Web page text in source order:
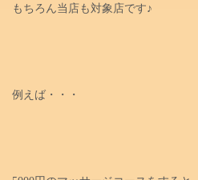
もちろん当店も対象店です♪
例えば・・・